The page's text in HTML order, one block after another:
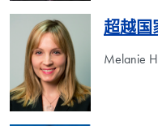
超越
Melanie